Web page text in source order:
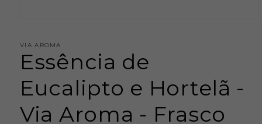
na
janela
modal
VIA AROMA
Essência de
Eucalipto e Hortelã -
Via Aroma - Frasco